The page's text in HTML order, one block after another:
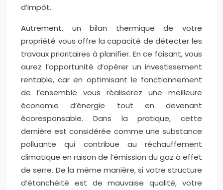
d’impôt.
Autrement, un bilan thermique de votre
propriété vous offre la capacité de détecter les
travaux prioritaires à planifier. En ce faisant, vous
aurez l’opportunité d’opérer un investissement
rentable, car en optimisant le fonctionnement
de l’ensemble vous réaliserez une meilleure
économie d’énergie tout en devenant
écoresponsable. Dans la pratique, cette
dernière est considérée comme une substance
polluante qui contribue au réchauffement
climatique en raison de l’émission du gaz à effet
de serre. De la même manière, si votre structure
d’étanchéité est de mauvaise qualité, votre